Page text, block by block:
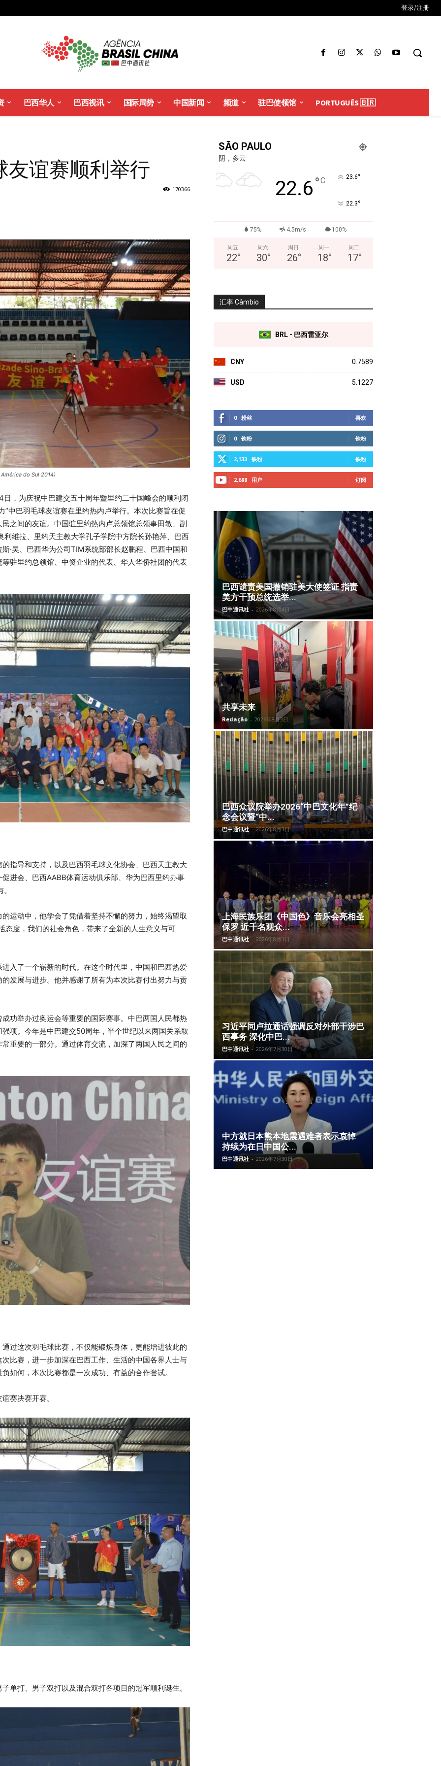
登录/注册
巴西华人 巴西视讯 国际局势 中国新闻 频道 驻巴使领馆 PORTUGUÊS 🇧🇷
友谊赛顺利举行
170366
do Sul 2014)
，为庆祝中巴建交五十周年暨里约二十国峰会的顺利闭
中巴羽毛球友谊赛在里约热内卢举行。本次比赛旨在促
之间的友谊。中国驻里约热内卢总领馆总领事田敏、副
利维拉、里约天主教大学孔子学院中方院长孙艳萍、巴西
·吴、巴西华为公司TIM系统部部长赵鹏程、巴西中国和
驻里约总领馆、中资企业的代表、华人华侨社团的代表
指导和支持，以及巴西羽毛球文化协会、巴西天主教大
进会、巴西AABB体育运动俱乐部、华为巴西里约办事
运动中，他学会了凭借着坚持不懈的努力，始终渴望取
态度，我们的社会角色，带来了全新的人生意义与可
入了一个崭新的时代。在这个时代里，中国和巴西热爱
发展与进步。他并感谢了所有为本次比赛付出努力与贡
功举办过奥运会等重要的国际赛事。中巴两国人民都热
项。今年是中巴建交50周年，半个世纪以来两国关系取
重要的一部分。通过体育交流，加深了两国人民之间的
过这次羽毛球比赛，不仅能锻炼身体，更能增进彼此的
比赛，进一步加深在巴西工作、生活的中国各界人士与
如何，本次比赛都是一次成功、有益的合作尝试。
赛决赛开赛。
单打、男子双打以及混合双打各项目的冠军顺利诞生。
SÃO PAULO
阴，多云
22.6°C 23.6°
22.3°
75% 4.5m/s 100%
周五
22°
周六
30°
周日
26°
周一
18°
周二
17°
汇率 Câmbio
BRL - 巴西雷亚尔
CNY 0.7589
USD 5.1227
0 粉丝 喜欢
0 铁粉 铁粉
2,133 铁粉 铁粉
2,688 用户 订阅
巴西谴责美国撤销驻美大使签证 指责
美方干预总统选举...
巴中通讯社 - 2026年8月4日
共享未来
Redação - 2026年8月3日
巴西众议院举办2026“中巴文化年”纪
念会议暨“中...
巴中通讯社 - 2026年8月3日
上海民族乐团《中国色》音乐会亮相圣
保罗 近千名观众...
巴中通讯社 - 2026年8月1日
习近平同卢拉通话强调反对外部干涉巴
西事务 深化中巴...
巴中通讯社 - 2026年7月30日
中方就日本熊本地震遇难者表示哀悼
持续为在日中国公...
巴中通讯社 - 2026年7月30日